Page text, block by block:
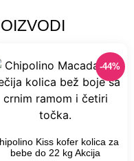
-44%
Kiss kofer kolica za
bebe do 22 kg Akcija